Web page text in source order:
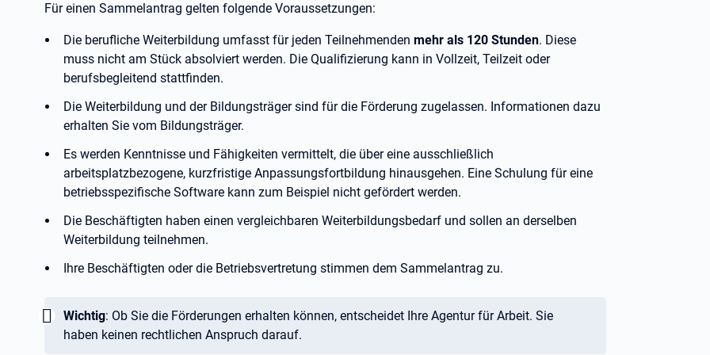
Für einen Sammelantrag gelten folgende Voraussetzungen:
Die berufliche Weiterbildung umfasst für jeden Teilnehmenden mehr als 120 Stunden. Diese
muss nicht am Stück absolviert werden. Die Qualifizierung kann in Vollzeit, Teilzeit oder
berufsbegleitend stattfinden.
Die Weiterbildung und der Bildungsträger sind für die Förderung zugelassen. Informationen dazu
erhalten Sie vom Bildungsträger.
Es werden Kenntnisse und Fähigkeiten vermittelt, die über eine ausschließlich
arbeitsplatzbezogene, kurzfristige Anpassungsfortbildung hinausgehen. Eine Schulung für eine
betriebsspezifische Software kann zum Beispiel nicht gefördert werden.
Die Beschäftigten haben einen vergleichbaren Weiterbildungsbedarf und sollen an derselben
Weiterbildung teilnehmen.
Ihre Beschäftigten oder die Betriebsvertretung stimmen dem Sammelantrag zu.
Wichtig:
Wichtig: Ob Sie die Förderungen erhalten können, entscheidet Ihre Agentur für Arbeit. Sie
haben keinen rechtlichen Anspruch darauf.